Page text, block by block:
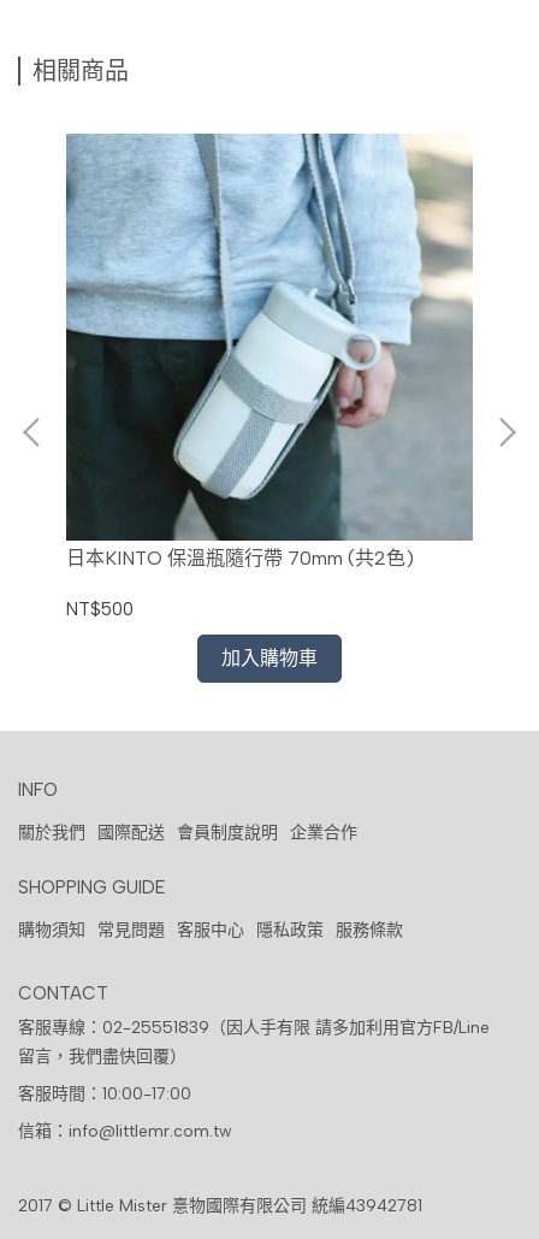
相關商品
日本KINTO 保溫瓶隨行帶 70mm (共2色)
NT$500
加入購物車
INFO
關於我們 國際配送 會員制度說明 企業合作
SHOPPING GUIDE
購物須知 常見問題 客服中心 隱私政策 服務條款
CONTACT
客服專線：02-25551839（因人手有限 請多加利用官方FB/Line
留言，我們盡快回覆）
客服時間：10:00-17:00
信箱：info@littlemr.com.tw
2017 © Little Mister 憙物國際有限公司 統編43942781